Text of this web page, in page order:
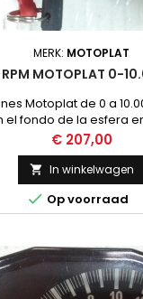
MERK: MOTOPLAT
RPM MOTOPLAT 0-
Motoplat de 0 a
el fondo de la esfera
por Induccion, no
NUEVO
Prijs
€ 207,00
 In winkelwagen
 Op voorraad